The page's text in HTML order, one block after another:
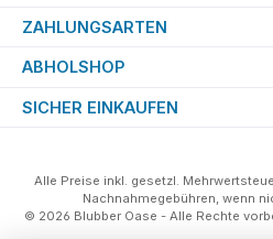
ZAHLUNGSARTEN
ABHOLSHOP
SICHER EINKAUFEN
Alle Preise inkl. gesetzl.
Nachnahmegebühren, wenn
© 2026 Blubber Oase - Alle Rechte